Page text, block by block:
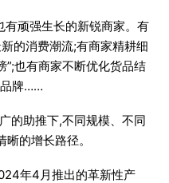
顽强生长的新锐商家。有
的消费潮流;有商家精耕细
”;也有商家不断优化货品结
品牌……
的助推下,不同规模、不同
的增长路径。
年4月推出的革新性产